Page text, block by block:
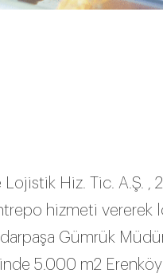
Hiz. Tic. A.Ş. ,
hizmeti vererek
Gümrük
5.000 m2